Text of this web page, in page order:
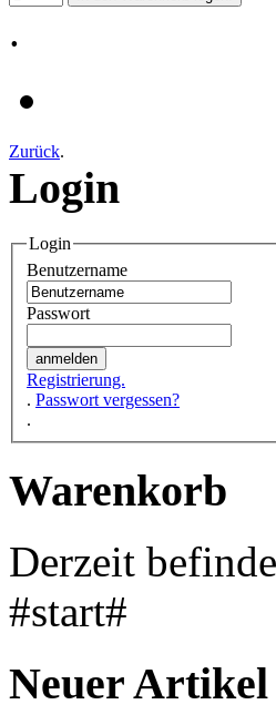
.
Zurück.
Login
Login
Benutzername
Passwort
Registrierung.
. Passwort vergessen?
.
Warenkorb
Derzeit
#start#
Neuer Artikel